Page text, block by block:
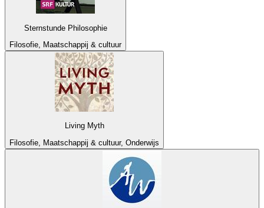
Sternstunde Philosophie
Filosofie, Maatschappij & cultuur
Living Myth
Filosofie, Maatschappij & cultuur, Onderwijs